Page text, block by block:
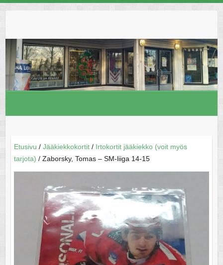
Etusivu / Jääkiekkokortit/ Irtokortit jääkiekko (voit myös
tarjota) / Zaborsky, Tomas – SM-liiga 14-15